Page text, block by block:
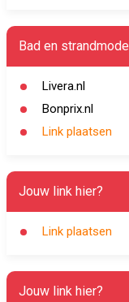
Bad en strandmode
Livera.nl
Bonprix.nl
Link plaatsen
Jouw link hier?
Link plaatsen
Jouw link hier?